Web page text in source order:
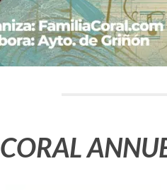
CORAL